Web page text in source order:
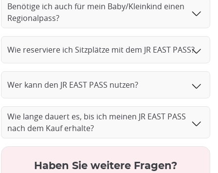
Benötige ich auch für mein Baby/Kleinkind einen
Regionalpass?
Wie reserviere ich Sitzplätze mit dem JR EAST PASS?
Wer kann den JR EAST PASS nutzen?
Wie lange dauert es, bis ich meinen JR EAST PASS
nach dem Kauf erhalte?
Haben Sie weitere Fragen?